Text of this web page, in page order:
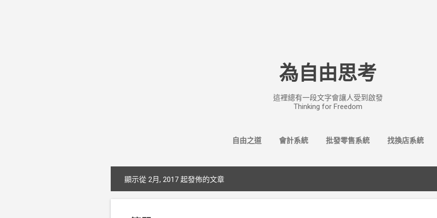
為自由思考
這裡總有一段文字會讓人受到啟發
Thinking for Freedom
自由之道 會計系統 批發零售系統 找換店系統
章
顯示從 2月, 2017 起發佈的文章